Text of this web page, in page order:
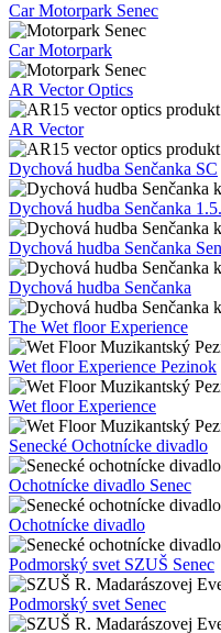
Car Motorpark Senec
Car Motorpark
AR Vector Optics
AR Vector
Dychová hudba Senčanka SC
Dychová hudba Senčanka
Dychová hudba Senčanka
Dychová hudba Senčanka
The Wet floor Experience
Wet floor Experience Pezinok
Wet floor Experience
Senecké Ochotnícke divadlo
Ochotnícke divadlo Senec
Ochotnícke divadlo
Podmorský svet SZUŠ Senec
Podmorský svet Senec